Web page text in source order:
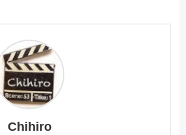
Chihiro